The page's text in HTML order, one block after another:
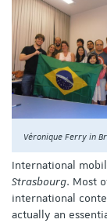
Véronique Ferry in
International
Strasbourg. Most
international
actually an